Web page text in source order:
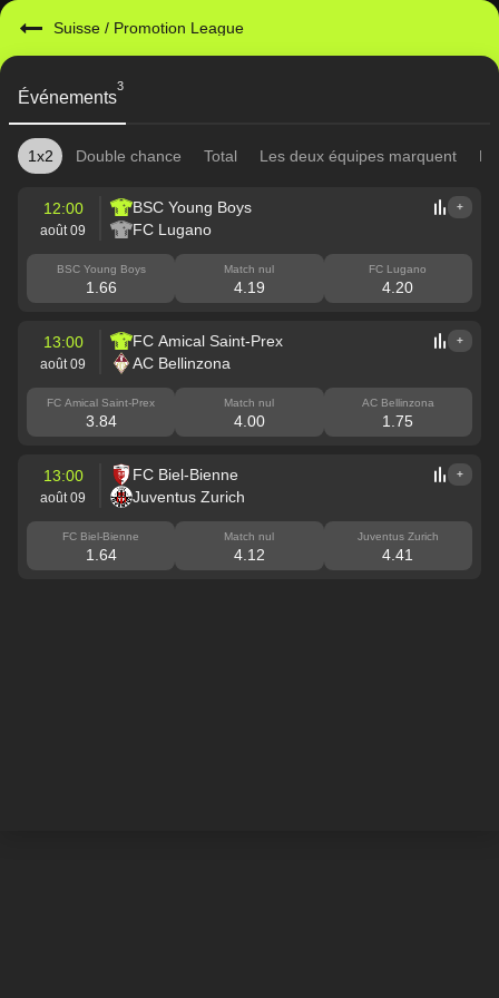
Suisse / Promotion League
Événements
3
1x2 Double chance Total Les deux équipes marquent
12:00
août 09
BSC Young Boys
FC Lugano
+
BSC Young Boys
1.66
Match nul
4.19
FC Lugano
4.20
13:00
août 09
FC Amical Saint-Prex
AC Bellinzona
+
FC Amical Saint-Prex
3.84
Match nul
4.00
AC Bellinzona
1.75
13:00
août 09
FC Biel-Bienne
Juventus Zurich
+
FC Biel-Bienne
1.64
Match nul
4.12
Juventus Zurich
4.41